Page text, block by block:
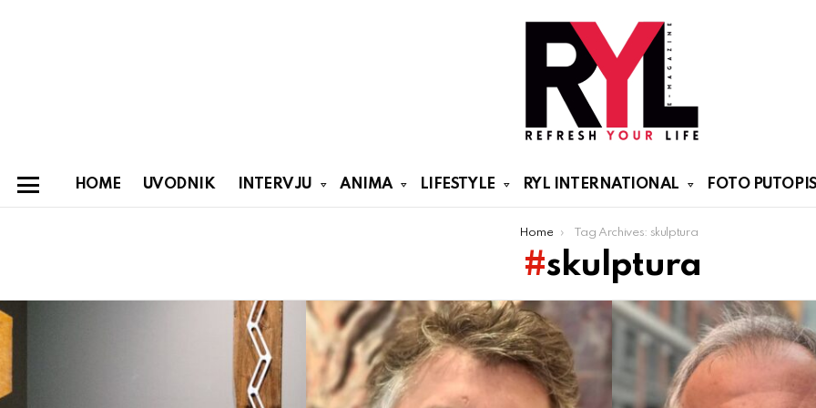
HOME UVODNIK INTERVJU ANIMA LIFESTYLE RYL INTERNATIONAL FOTO PUTOPISI
Home Tag Archives: skulptura
skulptura
Latest
stories